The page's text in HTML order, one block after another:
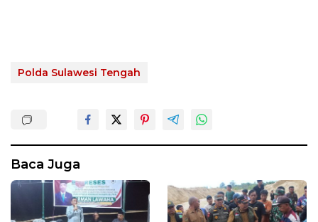
Polda Sulawesi Tengah
Baca Juga